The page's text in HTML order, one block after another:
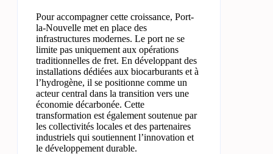
Pour accompagner cette croissance, Port-
la-Nouvelle met en place des
infrastructures modernes. Le port ne se
limite pas uniquement aux opérations
traditionnelles de fret. En développant des
installations dédiées aux biocarburants et à
l’hydrogène, il se positionne comme un
acteur central dans la transition vers une
économie décarbonée. Cette
transformation est également soutenue par
les collectivités locales et des partenaires
industriels qui soutiennent l’innovation et
le développement durable.